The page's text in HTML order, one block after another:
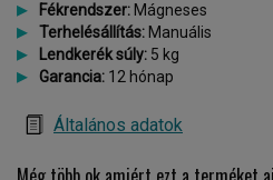
Fékrendszer: Mágneses
Terhelésállítás: Manuális
Lendkerék súly: 5 kg
Garancia: 12 hónap
Általános adatok